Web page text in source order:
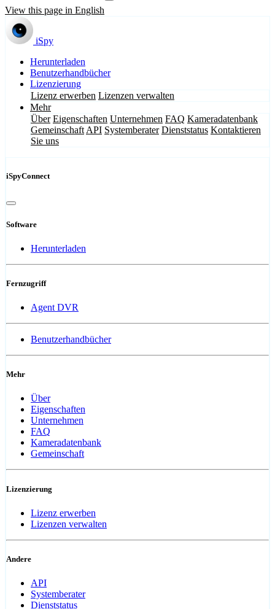
View this page in English
iSpy
Herunterladen
Benutzerhandbücher
Lizenzierung
Lizenz erwerben Lizenzen verwalten
Mehr
Über Eigenschaften Unternehmen FAQ Kameradatenbank
Gemeinschaft API Systemberater Dienststatus Kontaktieren
Sie uns
iSpyConnect
Software
Herunterladen
Fernzugriff
Agent DVR
Benutzerhandbücher
Mehr
Über
Eigenschaften
Unternehmen
FAQ
Kameradatenbank
Gemeinschaft
Lizenzierung
Lizenz erwerben
Lizenzen verwalten
Andere
API
Systemberater
Dienststatus